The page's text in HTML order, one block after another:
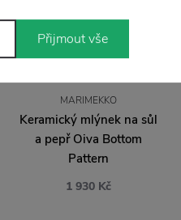
MARIMEKKO
Keramický mlýnek na sůl
a pepř Oiva Bottom
Pattern
1 930 Kč
Přijmout vše